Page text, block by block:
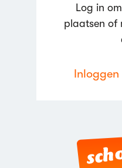
Log in
plaatsen of
Inloggen